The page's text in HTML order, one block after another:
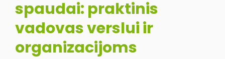
spaudai: praktinis
vadovas verslui ir
organizacijoms